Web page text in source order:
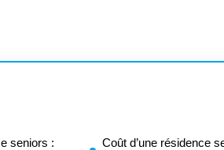
seniors :
Coût d’une résidence